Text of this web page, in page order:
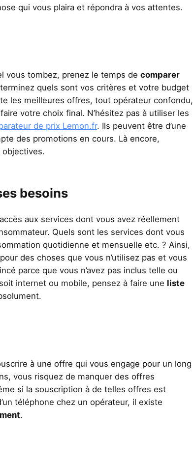
qui vous plaira et répondra à vos attentes.
vous tombez, prenez le temps de comparer
quels sont vos critères et votre budget
les meilleures offres, tout opérateur confondu,
votre choix final. N’hésitez pas à utiliser les
de prix Lemon.fr. Ils peuvent être d’une
des promotions en cours. Là encore,
objectives.
besoins
aux services dont vous avez réellement
Quels sont les services dont vous
quotidienne et mensuelle etc. ? Ainsi,
des choses que vous n’utilisez pas et vous
parce que vous n’avez pas inclus telle ou
internet ou mobile, pensez à faire une liste
à une offre qui vous engage pour un long
vous risquez de manquer des offres
si la souscription à de telles offres est
téléphone chez un opérateur, il existe
.